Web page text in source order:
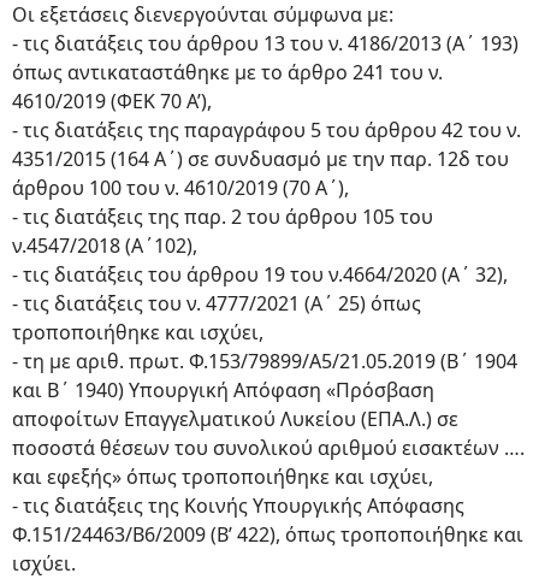
Οι εξετάσεις διενεργούνται σύμφωνα με:
- τις διατάξεις του άρθρου 13 του ν. 4186/2013 (Α΄ 193)
όπως αντικαταστάθηκε με το άρθρο 241 του ν.
4610/2019 (ΦΕΚ 70 Α’),
- τις διατάξεις της παραγράφου 5 του άρθρου 42 του ν.
4351/2015 (164 Α΄) σε συνδυασμό με την παρ. 12δ του
άρθρου 100 του ν. 4610/2019 (70 Α΄),
- τις διατάξεις της παρ. 2 του άρθρου 105 του
ν.4547/2018 (Α΄102),
- τις διατάξεις του άρθρου 19 του ν.4664/2020 (Α΄ 32),
- τις διατάξεις του ν. 4777/2021 (Α΄ 25) όπως
τροποποιήθηκε και ισχύει,
- τη με αριθ. πρωτ. Φ.153/79899/Α5/21.05.2019 (Β΄ 1904
και Β΄ 1940) Υπουργική Απόφαση «Πρόσβαση
αποφοίτων Επαγγελματικού Λυκείου (ΕΠΑ.Λ.) σε
ποσοστά θέσεων του συνολικού αριθμού εισακτέων ….
και εφεξής» όπως τροποποιήθηκε και ισχύει,
- τις διατάξεις της Κοινής Υπουργικής Απόφασης
Φ.151/24463/Β6/2009 (Β’ 422), όπως τροποποιήθηκε και
ισχύει.